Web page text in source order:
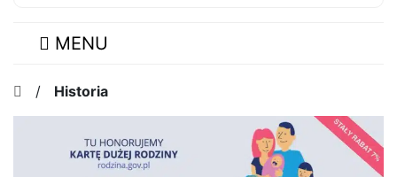
MENU
/ Historia